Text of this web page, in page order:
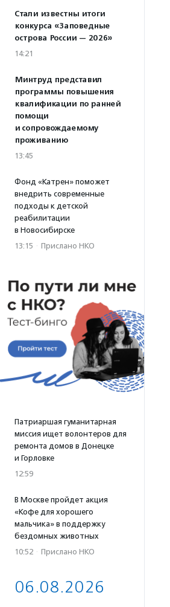
Стали известны итоги
конкурса «Заповедные
острова России — 2026»
14:21
Минтруд представил
программы повышения
квалификации по ранней
помощи
и сопровождаемому
проживанию
13:45
Фонд «Катрен» поможет
внедрить современные
подходы к детской
реабилитации
в Новосибирске
13:15 · Прислано НКО
Патриаршая гуманитарная
миссия ищет волонтеров для
ремонта домов в Донецке
и Горловке
12:59
В Москве пройдет акция
«Кофе для хорошего
мальчика» в поддержку
бездомных животных
10:52 · Прислано НКО
06.08.2026